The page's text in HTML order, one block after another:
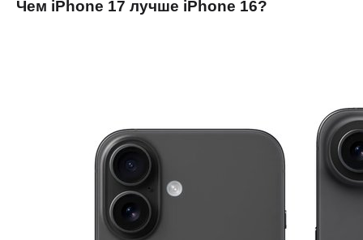
Чем iPhone 17 лучше iPhone 16?
ИП МИЛЕВИЧ М.С.
Политика конфиденциальности